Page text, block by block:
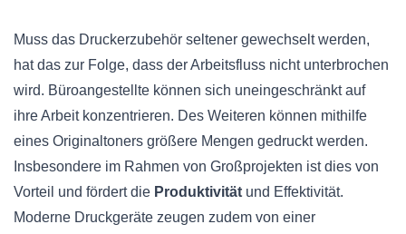
Muss das Druckerzubehör seltener gewechselt werden,
hat das zur Folge, dass der Arbeitsfluss nicht unterbrochen
wird. Büroangestellte können sich uneingeschränkt auf
ihre Arbeit konzentrieren. Des Weiteren können mithilfe
eines Originaltoners größere Mengen gedruckt werden.
Insbesondere im Rahmen von Großprojekten ist dies von
Vorteil und fördert die Produktivität und Effektivität.
Moderne Druckgeräte zeugen zudem von einer